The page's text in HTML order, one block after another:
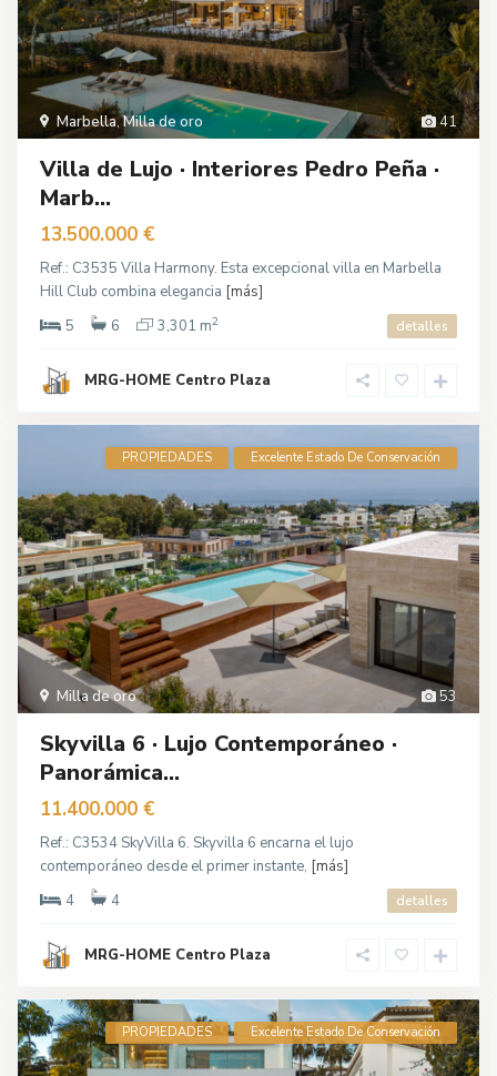
41
Marbella,Milla de oro
Villa de Lujo · Interiores Pedro Peña ·
Marb...
13.500.000 €
Ref.: C3535 Villa Harmony. Esta excepcional villa en Marbella
Hill Club combina elegancia [más]
5
6 3,301 m2 detalles
MRG-HOME Centro Plaza
53
Milla de oro
PROPIEDADES Excelente Estado De Conservación
Skyvilla 6 · Lujo Contemporáneo ·
Panorámica...
11.400.000 €
Ref.: C3534 SkyVilla 6. Skyvilla 6 encarna el lujo
contemporáneo desde el primer instante, [más]
4
4 detalles
MRG-HOME Centro Plaza
PROPIEDADES Excelente Estado De Conservación